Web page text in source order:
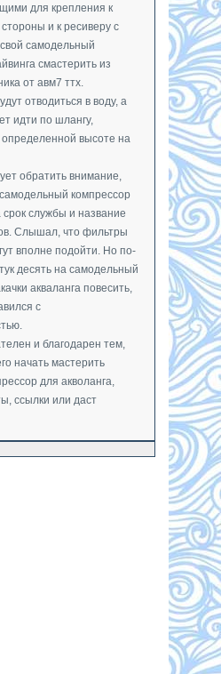
для крепления к
и к ресиверу с
самодельный
смастерить из
от авм7 ттх.
отводиться в воду, а
идти по шлангу,
высоте на
обратить внимание,
компрессор
срок службы и название
Слышал, что фильтры
вполне подойти. Но по-
десять на самодельный
акваланга повесить,
с
и благодарен тем,
начать мастерить
для акволанга,
ссылки или даст